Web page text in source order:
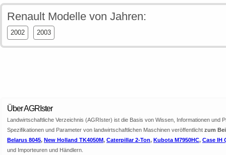
Renault Modelle von Jahren:
2002 2003
Über AGRIster
Landwirtschaftliche Verzeichnis (AGRIster) ist die Basis von Wissen, Informationen
Spezifikationen und Parameter von landwirtschaftlichen Maschinen veröffentlicht zum
Belarus 8045, New Holland TK4050M, Caterpillar 2-Ton, Kubota M7950HC, Case IH
und Importeuren und Händlern.